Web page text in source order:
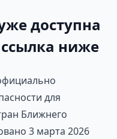
доступна
ниже
для
Ближнего
3 марта 2026